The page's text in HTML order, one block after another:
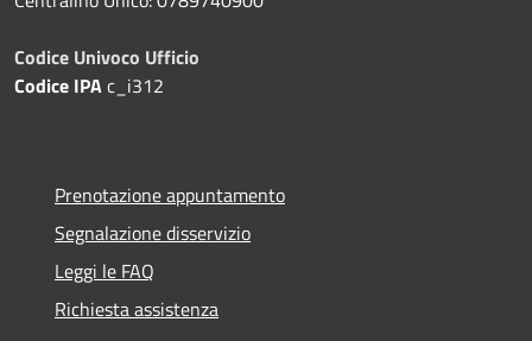
Codice Univoco Ufficio
Codice IPAc_i312
Prenotazione appuntamento
Segnalazione disservizio
Leggi le FAQ
Richiesta assistenza